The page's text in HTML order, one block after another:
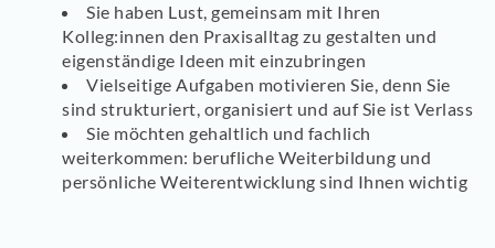
Sie haben Lust, gemeinsam mit Ihren
Kolleg:innen den Praxisalltag zu gestalten und
eigenständige Ideen mit einzubringen
Vielseitige Aufgaben motivieren Sie, denn Sie
sind strukturiert, organisiert und auf Sie ist Verlass
Sie möchten gehaltlich und fachlich
weiterkommen: berufliche Weiterbildung und
persönliche Weiterentwicklung sind Ihnen wichtig